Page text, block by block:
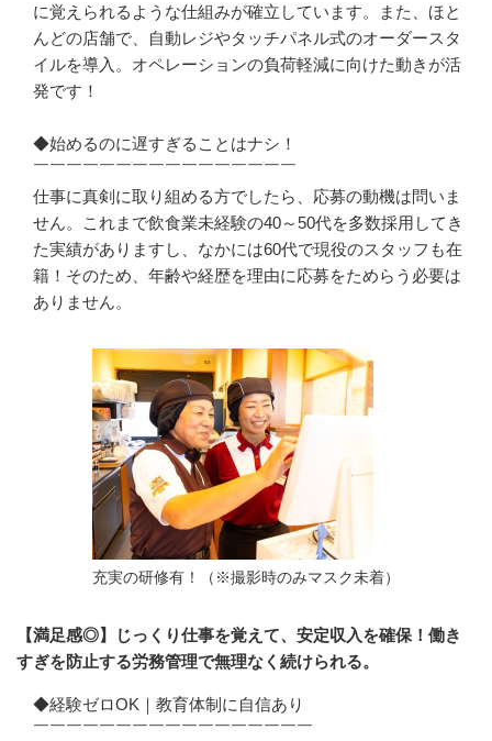
に覚えられるような仕組みが確立しています。また、ほと
んどの店舗で、自動レジやタッチパネル式のオーダースタ
イルを導入。オペレーションの負荷軽減に向けた動きが活
発です！
◆始めるのに遅すぎることはナシ！
￣￣￣￣￣￣￣￣￣￣￣￣￣￣￣￣
仕事に真剣に取り組める方でしたら、応募の動機は問いま
せん。これまで飲食業未経験の40～50代を多数採用してき
た実績がありますし、なかには60代で現役のスタッフも在
籍！そのため、年齢や経歴を理由に応募をためらう必要は
ありません。
充実の研修有！（※撮影時のみマスク未着）
【満足感◎】じっくり仕事を覚えて、安定収入を確保！働き
すぎを防止する労務管理で無理なく続けられる。
◆経験ゼロOK｜教育体制に自信あり
￣￣￣￣￣￣￣￣￣￣￣￣￣￣￣￣￣